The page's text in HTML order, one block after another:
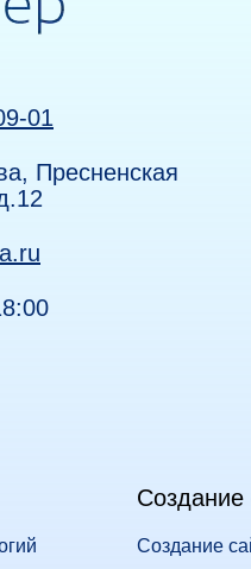
01
Пресненская
Создание
Создание